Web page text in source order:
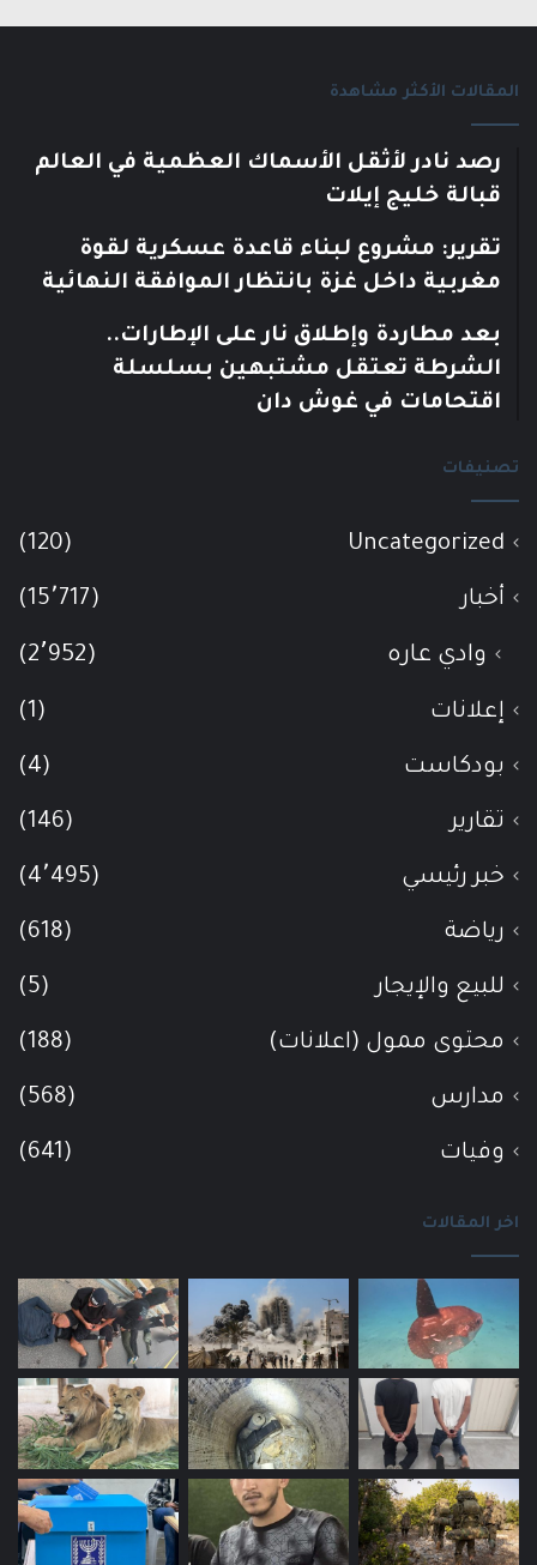
المقالات الأكثر مشاهدة
رصد نادر لأثقل الأسماك العظمية في العالم
قبالة خليج إيلات
تقرير: مشروع لبناء قاعدة عسكرية لقوة
مغربية داخل غزة بانتظار الموافقة النهائية
بعد مطاردة وإطلاق نار على الإطارات..
الشرطة تعتقل مشتبهين بسلسلة
اقتحامات في غوش دان
تصنيفات
Uncategorized
(120)
أخبار (15٬717)
وادي عاره (2٬952)
إعلانات (1)
بودكاست (4)
تقارير (146)
خبر رئيسي (4٬495)
رياضة (618)
للبيع والإيجار (5)
محتوى ممول (اعلانات) (188)
مدارس (568)
وفيات (641)
اخر المقالات